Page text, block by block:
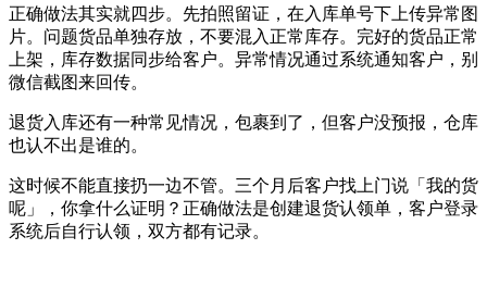
正确做法其实就四步。先拍照留证，在入库单号下上传异常图
片。问题货品单独存放，不要混入正常库存。完好的货品正常
上架，库存数据同步给客户。异常情况通过系统通知客户，别
微信截图来回传。
退货入库还有一种常见情况，包裹到了，但客户没预报，仓库
也认不出是谁的。
这时候不能直接扔一边不管。三个月后客户找上门说「我的货
呢」，你拿什么证明？正确做法是创建退货认领单，客户登录
系统后自行认领，双方都有记录。